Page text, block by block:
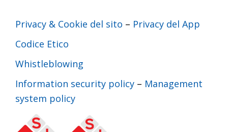
Privacy & Cookie del sito – Privacy del App
Codice Etico
Whistleblowing
Information security policy – Management
system policy